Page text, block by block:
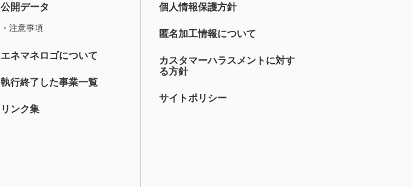
公開データ
・注意事項
エネマネロゴについて
執行終了した事業一覧
リンク集
個人情報保護方針
匿名加工情報について
カスタマーハラスメントに対す
る方針
サイトポリシー